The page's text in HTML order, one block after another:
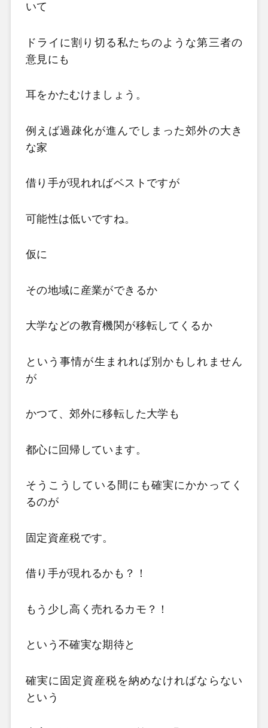
いて
ドライに割り切る私たちのような第三者の
意見にも
耳をかたむけましょう。
例えば過疎化が進んでしまった郊外の大き
な家
借り手が現れればベストですが
可能性は低いですね。
仮に
その地域に産業ができるか
大学などの教育機関が移転してくるか
という事情が生まれれば別かもしれません
が
かつて、郊外に移転した大学も
都心に回帰しています。
そうこうしている間にも確実にかかってく
るのが
固定資産税です。
借り手が現れるかも？！
もう少し高く売れるカモ？！
という不確実な期待と
確実に固定資産税を納めなければならない
という